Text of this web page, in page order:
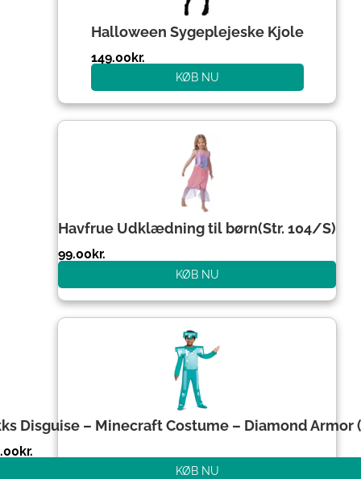
Halloween Sygeplejeske Kjole
149.00kr.
KØB NU
Havfrue Udklædning til børn(Str. 104/S)
99.00kr.
KØB NU
Disguise – Minecraft Costume – Diamond Armor
kr.
KØB NU